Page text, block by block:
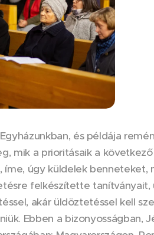
és példája
mik a prioritásaik a
úgy küldelek benneteket,
felkészítette
akár üldöztetéssel kell
Ebben a bizonyosságban,